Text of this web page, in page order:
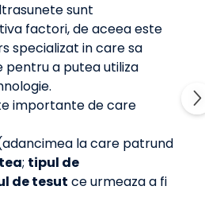
sunt
factori, de aceea este
specializat in care sa
a putea utiliza
importante de care
la care patrund
; tipul de
de tesut ce urmeaza a fi